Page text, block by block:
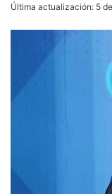
Última actualización: 5